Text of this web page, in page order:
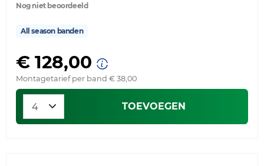
Nog niet beoordeeld
All season banden
€ 128,00
Montagetarief per band € 38,00
TOEVOEGEN